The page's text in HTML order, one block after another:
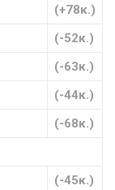
(+78κ.)
(-52κ.)
(-63κ.)
(-44κ.)
(-68κ.)
(-45κ.)